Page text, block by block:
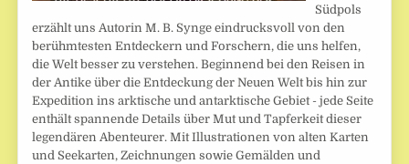
Südpols
erzählt uns Autorin M. B. Synge eindrucksvoll von den
berühmtesten Entdeckern und Forschern, die uns helfen,
die Welt besser zu verstehen. Beginnend bei den Reisen in
der Antike über die Entdeckung der Neuen Welt bis hin zur
Expedition ins arktische und antarktische Gebiet - jede Seite
enthält spannende Details über Mut und Tapferkeit dieser
legendären Abenteurer. Mit Illustrationen von alten Karten
und Seekarten, Zeichnungen sowie Gemälden und